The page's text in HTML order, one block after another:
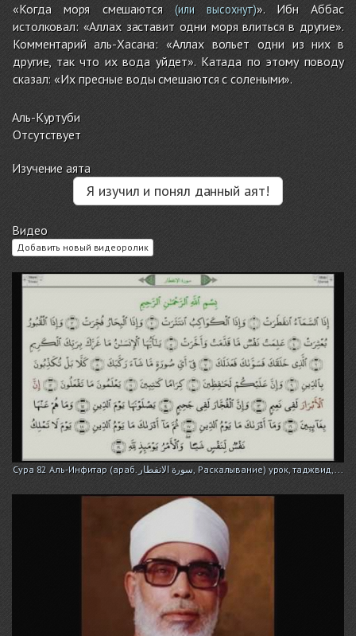
«Когда моря смешаются(или высохнут)». Ибн Аббас
истолковал: «Аллах заставит одни моря влиться в другие».
Комментарий аль-Хасана: «Аллах вольет одни из них в
другие, так что их вода уйдет». Катада по этому поводу
сказал: «Их пресные воды смешаются с солеными».
Аль-Куртуби
Отсутствует
Изучение аята
Я изучил и понял данный аят!
Видео
Добавить новый видеоролик
Сура 82 Аль-Инфитар (араб. سورة الانفطار, Раскалывание) урок, таджвид,...